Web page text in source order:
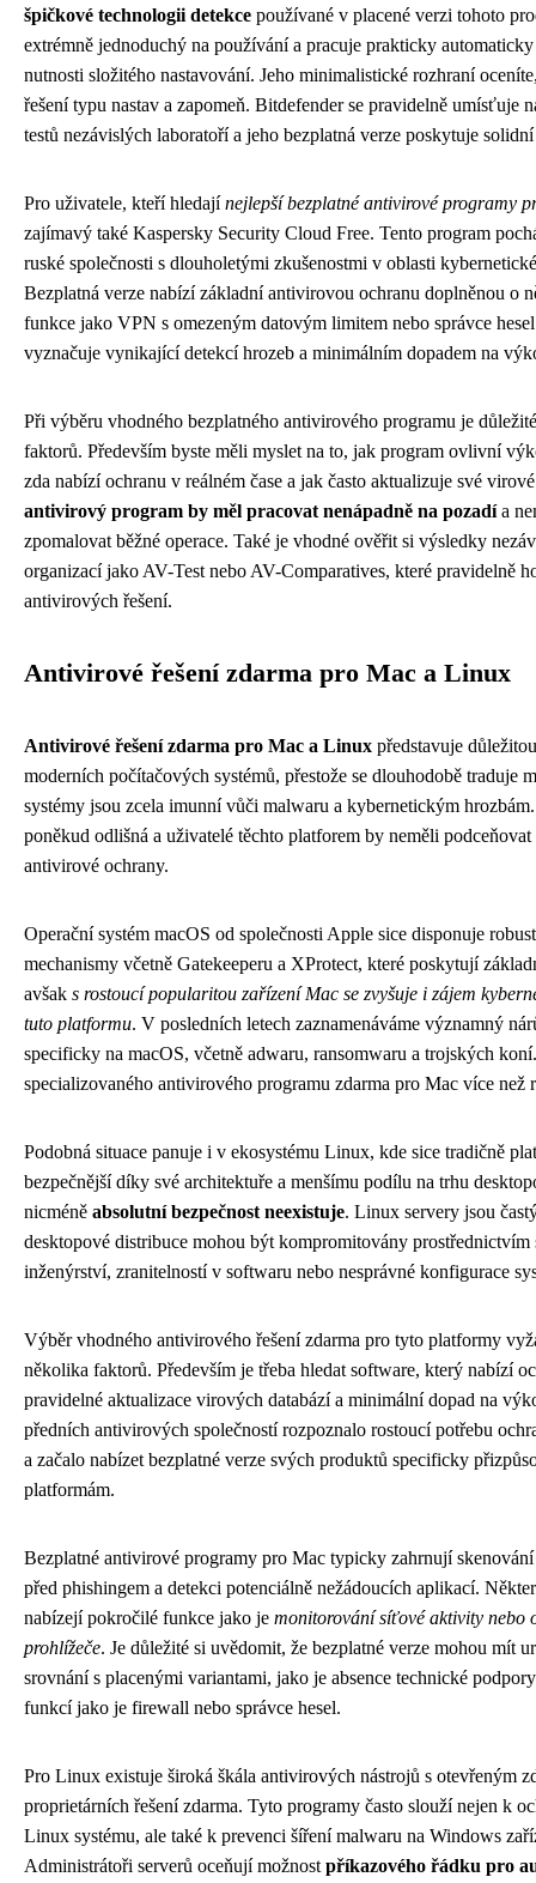
špičkové technologii detekce používané v placené verzi tohoto
extrémně jednoduchý na používání a pracuje prakticky
nutnosti složitého nastavování. Jeho minimalistické rozhraní
řešení typu nastav a zapomeň. Bitdefender se pravidelně umísťuje
testů nezávislých laboratoří a jeho bezplatná verze poskytuje
Pro uživatele, kteří hledajínejlepší bezplatné antivirové programy
zajímavý také Kaspersky Security Cloud Free. Tento program
ruské společnosti s dlouholetými zkušenostmi v oblasti
Bezplatná verze nabízí základní antivirovou ochranu doplněnou o
funkce jako VPN s omezeným datovým limitem nebo správce
vyznačuje vynikající detekcí hrozeb a minimálním dopadem na
Při výběru vhodného bezplatného antivirového programu je
faktorů. Především byste měli myslet na to, jak program ovlivní
zda nabízí ochranu v reálném čase a jak často aktualizuje své
antivirový program by měl pracovat nenápadně na pozadía
zpomalovat běžné operace. Také je vhodné ověřit si výsledky
organizací jako AV-Test nebo AV-Comparatives, které pravidelně
antivirových řešení.
Antivirové řešení zdarma pro Mac a Linux
Antivirové řešení zdarma pro Mac a Linux představuje
moderních počítačových systémů, přestože se dlouhodobě traduje
systémy jsou zcela imunní vůči malwaru a kybernetickým
poněkud odlišná a uživatelé těchto platforem by neměli
antivirové ochrany.
Operační systém macOS od společnosti Apple sice disponuje
mechanismy včetně Gatekeeperu a XProtect, které poskytují
avšak s rostoucí popularitou zařízení Mac se zvyšuje i zájem
tuto platformu. V posledních letech zaznamenáváme významný
specificky na macOS, včetně adwaru, ransomwaru a trojských
specializovaného antivirového programu zdarma pro Mac více než
Podobná situace panuje i v ekosystému Linux, kde sice tradičně
bezpečnější díky své architektuře a menšímu podílu na trhu
nicméně absolutní bezpečnost neexistuje. Linux servery jsou
desktopové distribuce mohou být kompromitovány prostřednictvím
inženýrství, zranitelností v softwaru nebo nesprávné konfigurace
Výběr vhodného antivirového řešení zdarma pro tyto platformy
několika faktorů. Především je třeba hledat software, který nabízí
pravidelné aktualizace virových databází a minimální dopad na
předních antivirových společností rozpoznalo rostoucí potřebu
a začalo nabízet bezplatné verze svých produktů specificky
platformám.
Bezplatné antivirové programy pro Mac typicky zahrnují
před phishingem a detekci potenciálně nežádoucích aplikací.
nabízejí pokročilé funkce jako je monitorování síťové aktivity nebo
prohlížeče. Je důležité si uvědomit, že bezplatné verze mohou mít
srovnání s placenými variantami, jako je absence technické
funkcí jako je firewall nebo správce hesel.
Pro Linux existuje široká škála antivirových nástrojů s otevřeným
proprietárních řešení zdarma. Tyto programy často slouží nejen k
Linux systému, ale také k prevenci šíření malwaru na Windows
Administrátoři serverů oceňují možnost příkazového řádku pro